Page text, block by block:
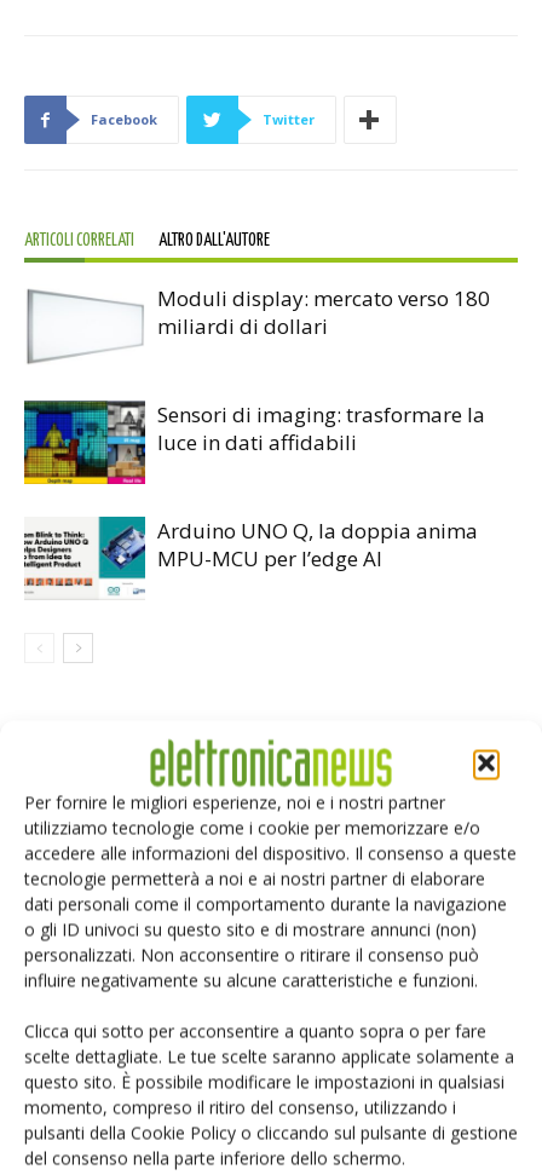
Per fornire le migliori esperienze, noi e i nostri partner
utilizziamo tecnologie come i cookie per memorizzare e/o
accedere alle informazioni del dispositivo. Il consenso a queste
tecnologie permetterà a noi e ai nostri partner di elaborare
dati personali come il comportamento durante la navigazione
o gli ID univoci su questo sito e di mostrare annunci (non)
personalizzati. Non acconsentire o ritirare il consenso può
influire negativamente su alcune caratteristiche e funzioni.
Clicca qui sotto per acconsentire a quanto sopra o per fare
scelte dettagliate. Le tue scelte saranno applicate solamente a
questo sito. È possibile modificare le impostazioni in qualsiasi
momento, compreso il ritiro del consenso, utilizzando i
pulsanti della Cookie Policy o cliccando sul pulsante di gestione
del consenso nella parte inferiore dello schermo.
Facebook Twitter
ARTICOLI CORRELATI ALTRO DALL'AUTORE
Moduli display: mercato verso 180
miliardi di dollari
Sensori di imaging: trasformare la
luce in dati affidabili
Arduino UNO Q, la doppia anima
MPU-MCU per l’edge AI